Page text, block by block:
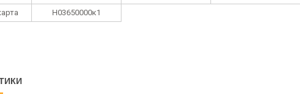
Н03650000к1